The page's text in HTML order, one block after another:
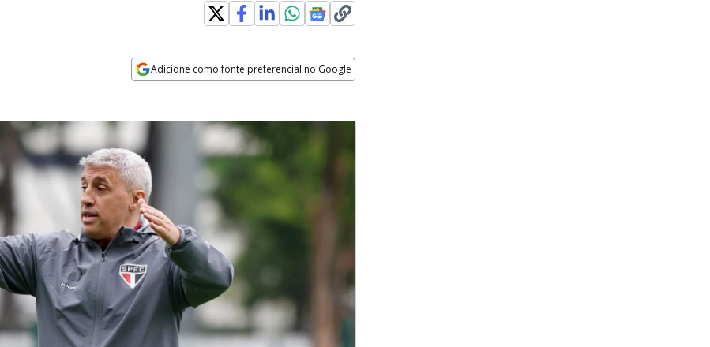
Adicione como fonte preferencial no Google